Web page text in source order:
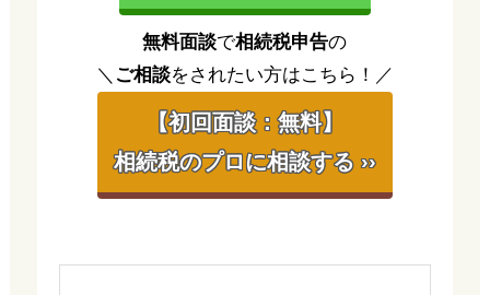
無料面談で相続税申告の
＼ ご相談をされたい方はこちら！／
【初回面談：無料】
相続税のプロに相談する ››